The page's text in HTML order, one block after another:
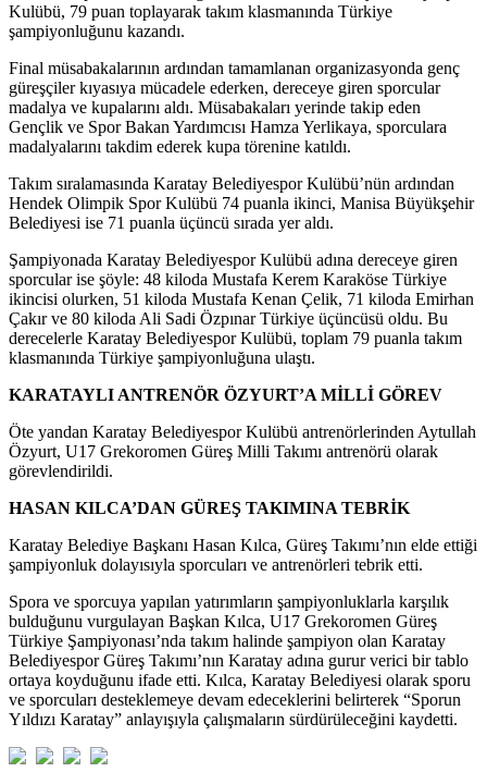
Kulübü, 79 puan toplayarak takım klasmanında Türkiye
şampiyonluğunu kazandı.
Final müsabakalarının ardından tamamlanan organizasyonda genç
güreşçiler kıyasıya mücadele ederken, dereceye giren sporcular
madalya ve kupalarını aldı. Müsabakaları yerinde takip eden
Gençlik ve Spor Bakan Yardımcısı Hamza Yerlikaya, sporculara
madalyalarını takdim ederek kupa törenine katıldı.
Takım sıralamasında Karatay Belediyespor Kulübü’nün ardından
Hendek Olimpik Spor Kulübü 74 puanla ikinci, Manisa Büyükşehir
Belediyesi ise 71 puanla üçüncü sırada yer aldı.
Şampiyonada Karatay Belediyespor Kulübü adına dereceye giren
sporcular ise şöyle: 48 kiloda Mustafa Kerem Karaköse Türkiye
ikincisi olurken, 51 kiloda Mustafa Kenan Çelik, 71 kiloda Emirhan
Çakır ve 80 kiloda Ali Sadi Özpınar Türkiye üçüncüsü oldu. Bu
derecelerle Karatay Belediyespor Kulübü, toplam 79 puanla takım
klasmanında Türkiye şampiyonluğuna ulaştı.
KARATAYLI ANTRENÖR ÖZYURT’A MİLLİ GÖREV
Öte yandan Karatay Belediyespor Kulübü antrenörlerinden Aytullah
Özyurt, U17 Grekoromen Güreş Milli Takımı antrenörü olarak
görevlendirildi.
HASAN KILCA’DAN GÜREŞ TAKIMINA TEBRİK
Karatay Belediye Başkanı Hasan Kılca, Güreş Takımı’nın elde ettiği
şampiyonluk dolayısıyla sporcuları ve antrenörleri tebrik etti.
Spora ve sporcuya yapılan yatırımların şampiyonluklarla karşılık
bulduğunu vurgulayan Başkan Kılca, U17 Grekoromen Güreş
Türkiye Şampiyonası’nda takım halinde şampiyon olan Karatay
Belediyespor Güreş Takımı’nın Karatay adına gurur verici bir tablo
ortaya koyduğunu ifade etti. Kılca, Karatay Belediyesi olarak sporu
ve sporcuları desteklemeye devam edeceklerini belirterek “Sporun
Yıldızı Karatay” anlayışıyla çalışmaların sürdürüleceğini kaydetti.